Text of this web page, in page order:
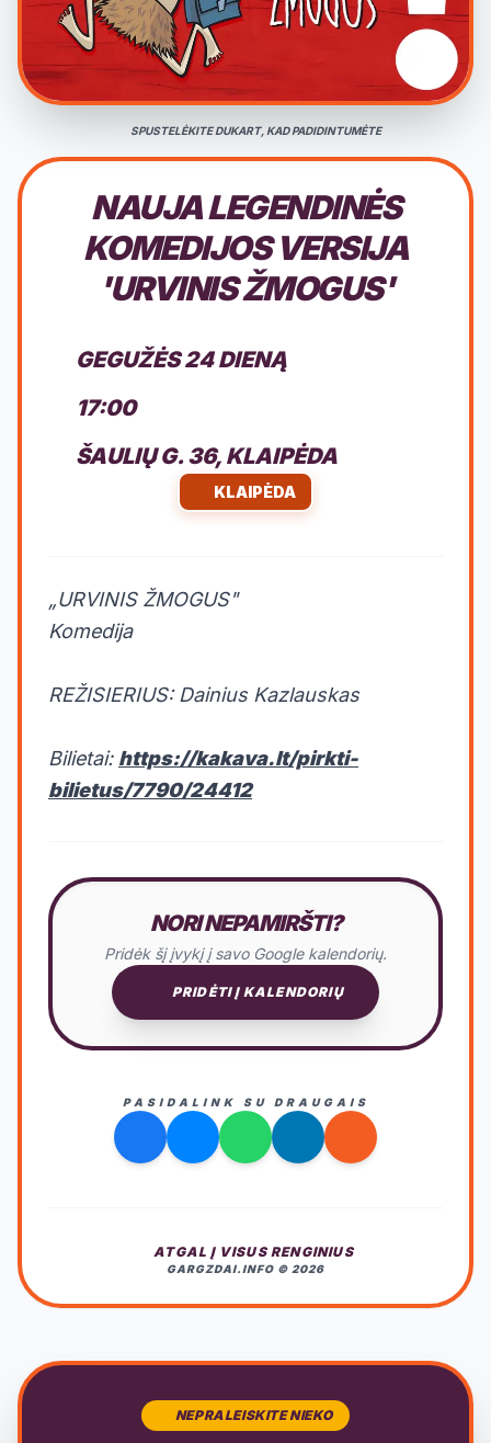
SPUSTELĖKITE DUKART, KAD PADIDINTUMĖTE
NAUJA LEGENDINĖS
KOMEDIJOS VERSIJA
'URVINIS ŽMOGUS'
GEGUŽĖS 24 DIENĄ
17:00
ŠAULIŲ G. 36, KLAIPĖDA
KLAIPĖDA
„URVINIS ŽMOGUS"
Komedija
REŽISIERIUS: Dainius Kazlauskas
Bilietai: https://kakava.lt/pirkti-
bilietus/7790/24412
NORI NEPAMIRŠTI?
Pridėk šį įvykį į savo Google kalendorių.
PRIDĖTI Į KALENDORIŲ
PASIDALINK SU DRAUGAIS
ATGAL Į VISUS RENGINIUS
GARGZDAI.INFO © 2026
NEPRALEISKITE NIEKO